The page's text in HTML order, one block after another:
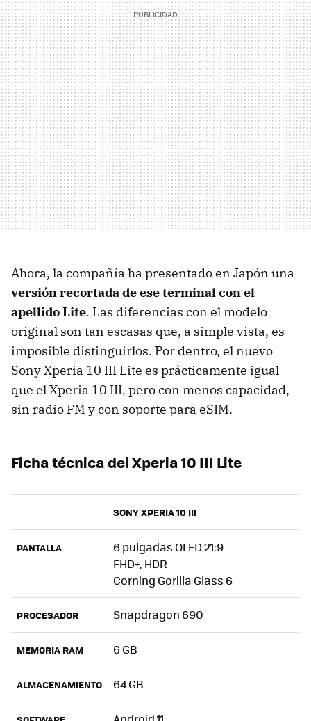
Ahora, la compañía ha presentado en Japón una
versión recortada de ese terminal con el
apellido Lite. Las diferencias con el modelo
original son tan escasas que, a simple vista, es
imposible distinguirlos. Por dentro, el nuevo
Sony Xperia 10 III Lite es prácticamente igual
que el Xperia 10 III, pero con menos capacidad,
sin radio FM y con soporte para eSIM.
Ficha técnica del Xperia 10 III Lite
SONY XPERIA 10 III
PANTALLA
6 pulgadas OLED 21:9
FHD+, HDR
Corning Gorilla Glass 6
PROCESADOR Snapdragon 690
MEMORIA RAM 6 GB
ALMACENAMIENTO 64 GB